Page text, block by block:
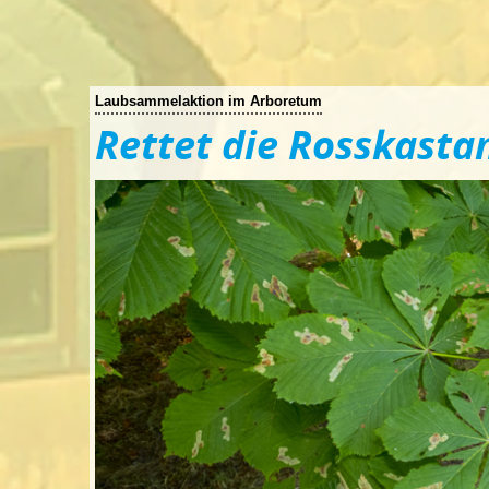
Laubsammelaktion im Arboretum
Rettet die